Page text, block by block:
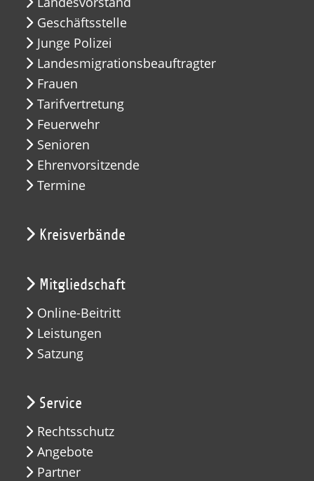
Geschäftsstelle
Junge Polizei
Landesmigrationsbeauftragter
Frauen
Tarifvertretung
Feuerwehr
Senioren
Ehrenvorsitzende
Termine
Kreisverbände
Mitgliedschaft
Online-Beitritt
Leistungen
Satzung
Service
Rechtsschutz
Angebote
Partner